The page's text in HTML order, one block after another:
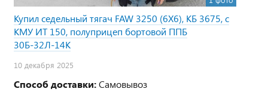
Купил седельный тягач FAW 3250 (6Х6), КБ 3675, с
КМУ ИТ 150, полуприцеп бортовой ППБ
30Б-32Л-14К
10 декабря 2025
Способ доставки:Самовывоз